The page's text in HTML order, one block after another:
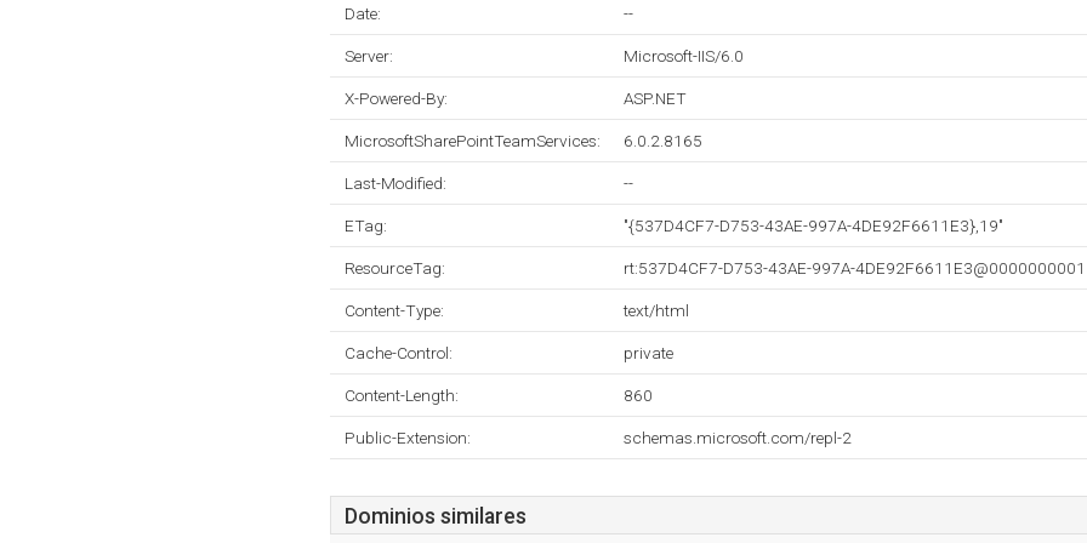
Date: --
Server: Microsoft-IIS/6.0
X-Powered-By: ASP.NET
MicrosoftSharePointTeamServices: 6.0.2.8165
Last-Modified: --
ETag: "{537D4CF7-D753-43AE-997A-4DE92F6611E3},19"
ResourceTag: rt:537D4CF7-D753-43AE-997A-
Content-Type: text/html
Cache-Control: private
Content-Length: 860
Public-Extension: schemas.microsoft.com/repl-2
Dominios similares